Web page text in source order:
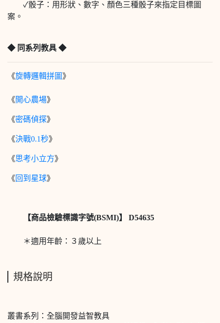
✓骰子：用形狀、數字、顏色三種骰子來指定目標圖
案。
◆ 同系列教具 ◆
《旋轉邏輯拼圖 》
《開心農場》
《密碼偵探》
《決戰0.1秒》
《思考小立方》
《回到星球》
【商品檢驗標識字號(BSMI)】 D54635
＊適用年齡：３歲以上
規格說明
叢書系列：全腦開發益智教具